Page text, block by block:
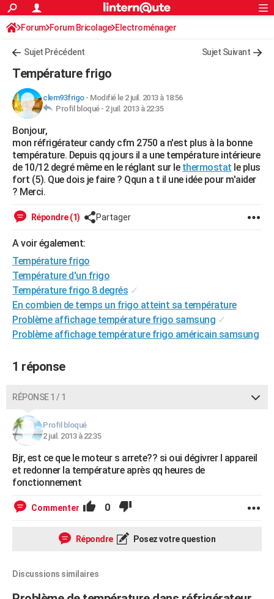
ACTUALITÉS
Politique
Société
Faits Divers
Education
Monde
Villes
+
FINANCE
Retraite
Impôts
Epargne
Immobilier
Risques naturels par ville
Banque
Assurance
Crédit
AUTO
Essais
Réserver un essai
Citadines
Berlines
SUV
Forum auto
+HIGH-TECH
Mobiles
Meilleur smartphone
Internet
Ordinateurs
Jeux vidéo
Guide high-tech
+BRICOLAGE
Forum
Aménagement intérieur
Extérieur
Cuisine
Salle de bains
Jardinage
Rangement
WEEK-END
Guides de France
Escapades
Patrimoine
Expositions
Musées
Week-end nature
LIFESTYLE
SANTE
Alimentation
Guide de la santé
Maladies
Médicaments
Sommeil
VOYAGE
Destinations
City break
Voyage nature
Voyage de noces
Forum
Climat
+PHOTO
GUIDES D'ACHAT
BONS PLANS
CARTE DE VOEUX
COPAINS D'AVANT
S'inscrire
Se connecter
Lycées
Collèges
Primaires
Universités
Entreprises
Service militaire
Avis de recherche
AVIS DE DÉCÈS
FORUM
Bricolage
Lifestyle
Culture
Sport
Auto
Television
Voyage
Cinema
S'inscrire
Connexion
Forum Forum Bricolage Electroménager
Sujet Précédent Sujet Suivant
Température frigo
clem93frigo- Modifié le 2 juil. 2013 à 18:56
Profil bloqué - 2 juil. 2013 à 22:35
Bonjour,
mon réfrigérateur candy cfm 2750 a n'est plus à la bonne
température. Depuis qq jours il a une température intérieure
de 10/12 degré même en le réglant sur le thermostat le plus
fort (5). Que dois je faire ? Qqun a t il une idée pour m'aider
? Merci.
Répondre (1) Partager
A voir également:
Température frigo
Température d'un frigo
Température frigo 8 degrés ✓
En combien de temps un frigo atteint sa température
Problème affichage température frigo samsung ✓
Problème affichage température frigo américain samsung
1 réponse
RÉPONSE 1 / 1
Profil bloqué
2 juil. 2013 à 22:35
Bjr, est ce que le moteur s arrete?? si oui dégivrer l appareil
et redonner la température après qq heures de
fonctionnement
Commenter 0
Répondre Posez votre question
Discussions similaires